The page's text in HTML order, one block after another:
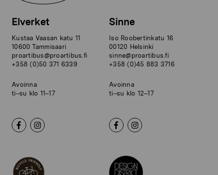
Elverket
Kustaa Vaasan katu 11
10600 Tammisaari
proartibus@proartibus.fi
+358 (0)50 371 6339
Avoinna
ti–su klo 11–17
Sinne
Iso Roobertinkatu 16
00120 Helsinki
sinne@proartibus.fi
+358 (0)45 883 3716
Avoinna
ti–su klo 12–17